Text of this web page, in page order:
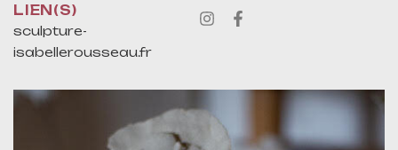
LIEN(S)
sculpture-
isabellerousseau.fr